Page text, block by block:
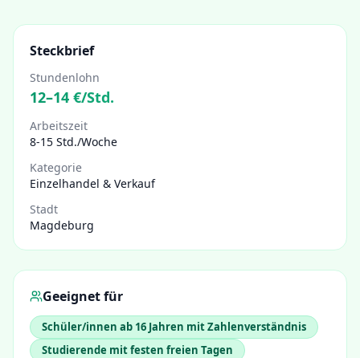
Steckbrief
Stundenlohn
12–14 €/Std.
Arbeitszeit
8-15 Std./Woche
Kategorie
Einzelhandel & Verkauf
Stadt
Magdeburg
Geeignet für
Schüler/innen ab 16 Jahren mit Zahlenverständnis
Studierende mit festen freien Tagen